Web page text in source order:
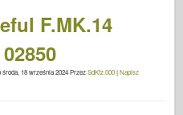
F.MK.14
środa, 18 września 2024PrzezSdKfz.000|Napisz